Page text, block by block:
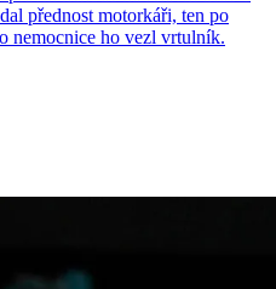
přednost motorkáři, ten po
nemocnice ho vezl vrtulník.